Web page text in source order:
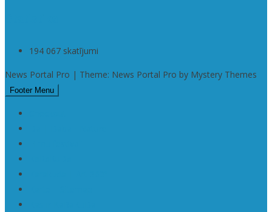
194 067 skatījumi
News Portal Pro | Theme: News Portal Pro by Mystery Themes
Footer Menu